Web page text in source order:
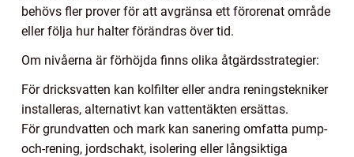
behövs fler prover för att avgränsa ett förorenat område
eller följa hur halter förändras över tid.
Om nivåerna är förhöjda finns olika åtgärdsstrategier:
För dricksvatten kan kolfilter eller andra reningstekniker
installeras, alternativt kan vattentäkten ersättas.
För grundvatten och mark kan sanering omfatta pump-
och-rening, jordschakt, isolering eller långsiktiga